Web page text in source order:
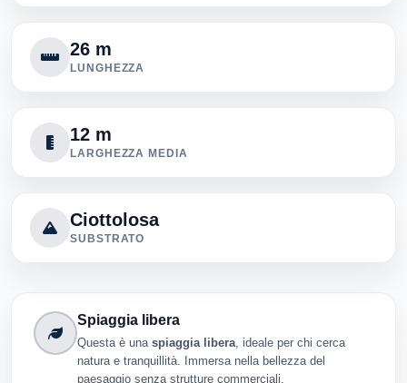
26 m
LUNGHEZZA
12 m
LARGHEZZA MEDIA
Ciottolosa
SUBSTRATO
Spiaggia libera
Questa è una spiaggia libera, ideale per chi cerca
natura e tranquillità. Immersa nella bellezza del
paesaggio senza strutture commerciali.